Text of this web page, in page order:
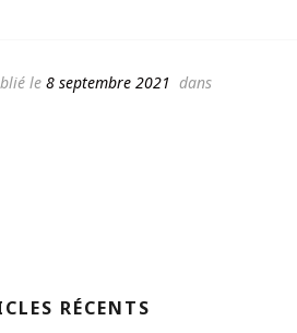
le 8 septembre 2021 dans
RÉCENTS